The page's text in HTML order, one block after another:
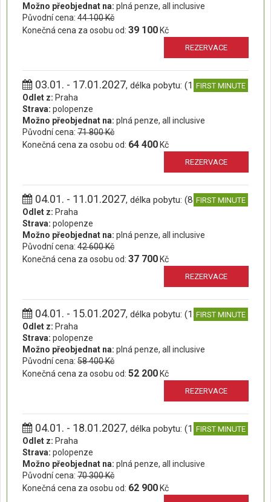
Možno přeobjednat na: plná penze, all inclusive
Původní cena: 44 100 Kč
Konečná cena za osobu od: 39 100 Kč
REZERVACE
03.01. - 17.01.2027, délka pobytu: (15 dní)FIRST MINUTE
Odlet z: Praha
Strava: polopenze
Možno přeobjednat na: plná penze, all inclusive
Původní cena: 71 800 Kč
Konečná cena za osobu od: 64 400 Kč
REZERVACE
04.01. - 11.01.2027, délka pobytu: (8 dní)FIRST MINUTE
Odlet z: Praha
Strava: polopenze
Možno přeobjednat na: plná penze, all inclusive
Původní cena: 42 600 Kč
Konečná cena za osobu od: 37 700 Kč
REZERVACE
04.01. - 15.01.2027, délka pobytu: (12 dní)FIRST MINUTE
Odlet z: Praha
Strava: polopenze
Možno přeobjednat na: plná penze, all inclusive
Původní cena: 58 400 Kč
Konečná cena za osobu od: 52 200 Kč
REZERVACE
04.01. - 18.01.2027, délka pobytu: (15 dní)FIRST MINUTE
Odlet z: Praha
Strava: polopenze
Možno přeobjednat na: plná penze, all inclusive
Původní cena: 70 300 Kč
Konečná cena za osobu od: 62 900 Kč